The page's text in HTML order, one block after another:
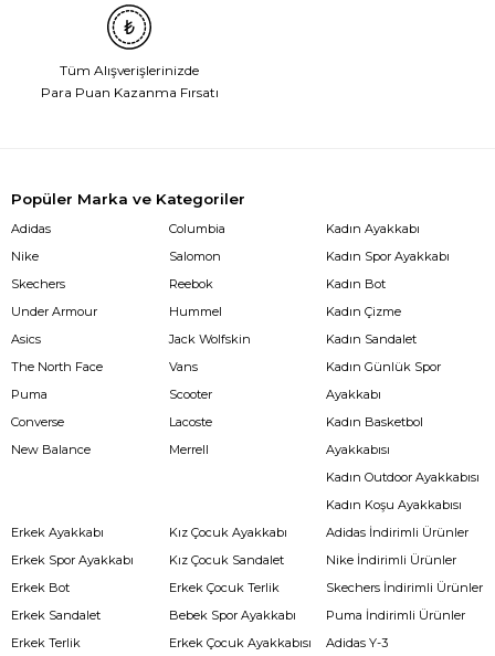
Tüm Alışverişlerinizde
Para Puan Kazanma Fırsatı
Popüler Marka ve Kategoriler
Adidas
Nike
Skechers
Under Armour
Asics
The North Face
Puma
Converse
New Balance
Columbia
Salomon
Reebok
Hummel
Jack Wolfskin
Vans
Scooter
Lacoste
Merrell
Kadın Ayakkabı
Kadın Spor Ayakkabı
Kadın Bot
Kadın Çizme
Kadın Sandalet
Kadın Günlük Spor
Ayakkabı
Kadın Basketbol
Ayakkabısı
Kadın Outdoor Ayakkabısı
Kadın Koşu Ayakkabısı
Erkek Ayakkabı
Erkek Spor Ayakkabı
Erkek Bot
Erkek Sandalet
Erkek Terlik
Kız Çocuk Ayakkabı
Kız Çocuk Sandalet
Erkek Çocuk Terlik
Bebek Spor Ayakkabı
Erkek Çocuk Ayakkabısı
Adidas İndirimli Ürünler
Nike İndirimli Ürünler
Skechers İndirimli Ürünler
Puma İndirimli Ürünler
Adidas Y-3